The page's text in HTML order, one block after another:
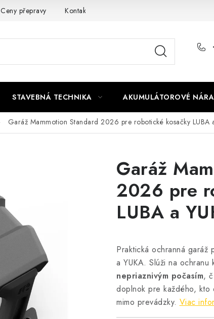
Ceny přepravy Kontakty
STAVEBNÁ TECHNIKA AKUMULÁTOROVÉ
Garáž Mammotion Standard 2026 pre robotické kosačky LUBA
Garáž
2026 pre
LUBA a
Praktická ochranná garáž
a YUKA. Slúži na ochranu
nepriaznivým počasím,
doplnok pre každého, kto
mimo prevádzky. Viac